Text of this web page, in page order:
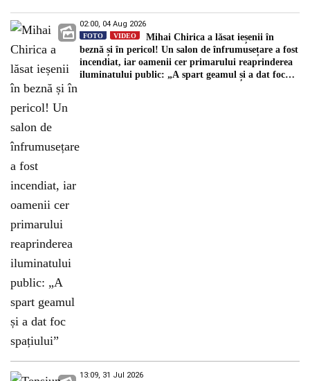
02:00, 04 Aug 2026
FOTO VIDEO
Mihai Chirica a lăsat ieșenii în
beznă și în pericol! Un salon de înfrumusețare a fost
incendiat, iar oamenii cer primarului reaprinderea
iluminatului public: „A spart geamul și a dat foc
13:09, 31 Jul 2026